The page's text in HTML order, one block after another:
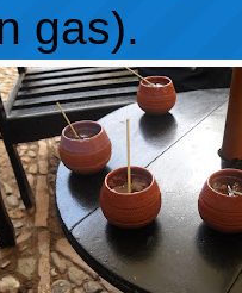
gas).